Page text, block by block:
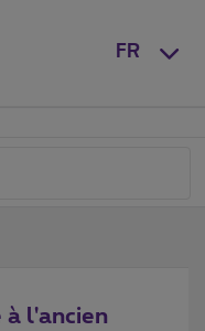
FR
à l'ancien